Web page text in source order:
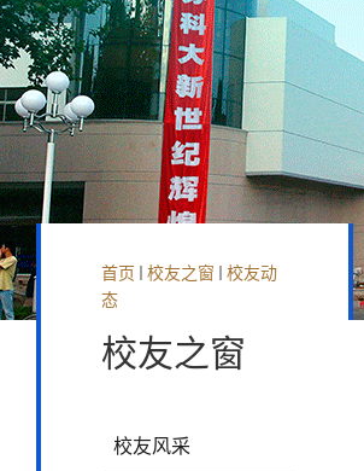
首页 校友之窗
校友动
态
校友之窗
校友风采